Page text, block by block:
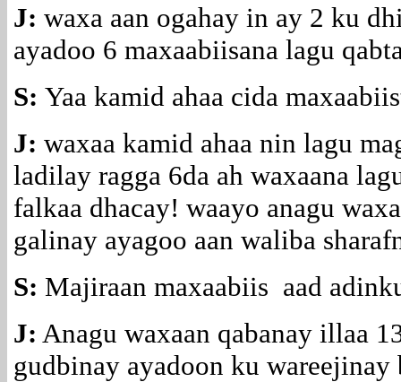
J: waxa aan ogahay in ay 2 ku
ayadoo 6 maxaabiisana lagu
S: Yaa kamid ahaa cida
J: waxaa kamid ahaa nin lagu
ladilay ragga 6da ah waxaana
falkaa dhacay! waayo anagu
galinay ayagoo aan waliba
S: Majiraan maxaabiis aad
J: Anagu waxaan qabanay illaa
gudbinay ayadoon ku wareejinay